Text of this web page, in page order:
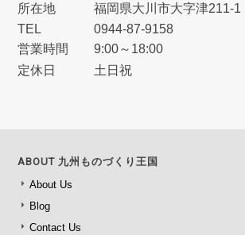
所在地
福岡県大川市大字津211‐1
TEL
0944‐87‐9158
営業時間
9:00～18:00
定休日
土日祝
ABOUT 九州ものづくり王国
About Us
Blog
Contact Us